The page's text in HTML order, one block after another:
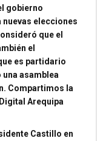
gobierno
nuevas elecciones
que el
el
es partidario
asamblea
Compartimos la
Arequipa
Castillo en